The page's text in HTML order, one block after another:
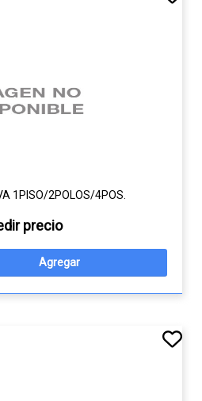
1PISO/2POLOS/4POS.
precio